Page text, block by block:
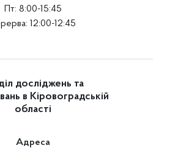
Пт: 8:00-15:45
12:00-12:45
досліджень та
в Кіровоградській
області
Адреса